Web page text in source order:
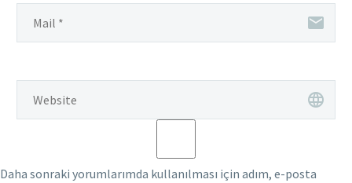
Daha sonraki yorumlarımda kullanılması için adım, e-posta